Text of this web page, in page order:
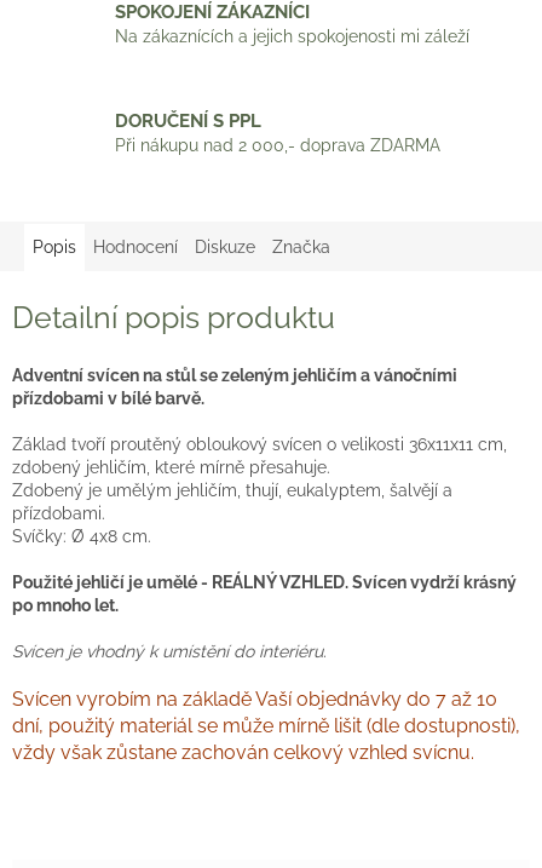
SPOKOJENÍ ZÁKAZNÍCI
Na zákaznících a jejich spokojenosti mi záleží
DORUČENÍ S PPL
Při nákupu nad 2 000,- doprava ZDARMA
Popis Hodnocení Diskuze Značka
Detailní popis produktu
Adventní svícen na stůl se zeleným jehličím a vánočními
přízdobami v bílé barvě.
Základ tvoří proutěný obloukový svícen o velikosti 36x11x11 cm,
zdobený jehličím, které mírně přesahuje.
Zdobený je umělým jehličím, thují, eukalyptem, šalvějí a
přízdobami.
Svíčky: Ø 4x8 cm.
Použité jehličí je umělé - REÁLNÝ VZHLED. Svícen vydrží krásný
po mnoho let.
Svícen je vhodný k umístění do interiéru.
Svícen vyrobím na základě Vaší objednávky do 7 až 10
dní, použitý materiál se může mírně lišit (dle dostupnosti),
vždy však zůstane zachován celkový vzhled svícnu.